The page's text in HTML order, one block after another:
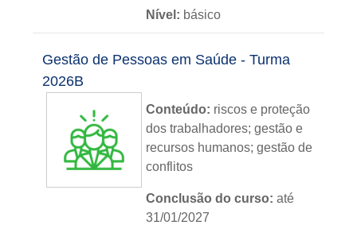
Nível: básico
Gestão de Pessoas em Saúde - Turma
2026B
Conteúdo: riscos e proteção
dos trabalhadores; gestão e
recursos humanos; gestão de
conflitos
Conclusão do curso: até
31/01/2027